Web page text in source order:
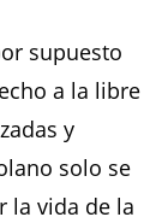
supuesto
a la libre
y
solo se
la vida de la